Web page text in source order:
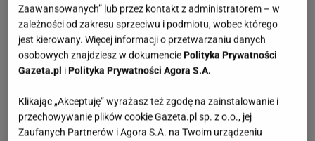
Zaawansowanych” lub przez kontakt z administratorem – w
zależności od zakresu sprzeciwu i podmiotu, wobec którego
jest kierowany. Więcej informacji o przetwarzaniu danych
osobowych znajdziesz w dokumencie Polityka Prywatności
Gazeta.pl i Polityka Prywatności Agora S.A.
Klikając „Akceptuję” wyrażasz też zgodę na zainstalowanie i
przechowywanie plików cookie Gazeta.pl sp. z o.o., jej
Zaufanych Partnerów i Agora S.A. na Twoim urządzeniu